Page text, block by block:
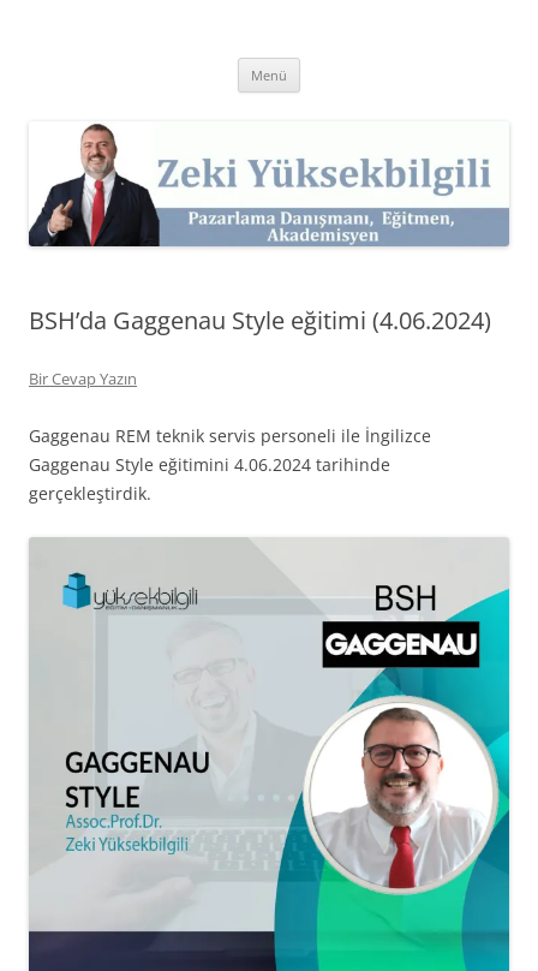
Kişisel Web Sitesi.
Menü
BSH’da Gaggenau Style eğitimi (4.06.2024)
Bir Cevap Yazın
Gaggenau REM teknik servis personeli ile İngilizce
Gaggenau Style eğitimini 4.06.2024 tarihinde
gerçekleştirdik.